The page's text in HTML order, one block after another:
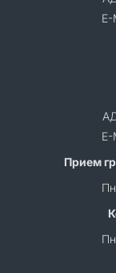
E-
E-
Прием